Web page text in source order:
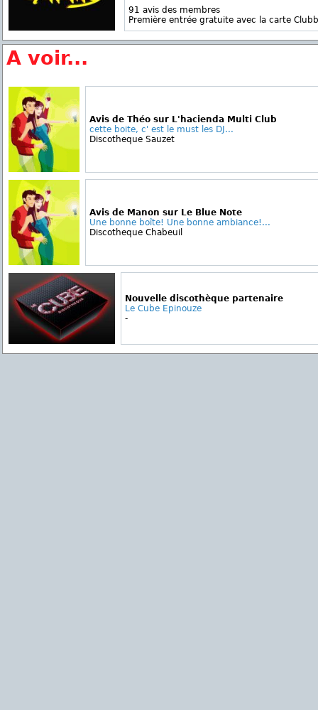
91 avis des membres
Première entrée gratuite avec la carte
A voir...
Avis de Théo sur L'hacienda Multi Club
cette boite, c' est le must les DJ...
Discotheque Sauzet
Avis de Manon sur Le Blue Note
Une bonne boîte! Une bonne ambiance!...
Discotheque Chabeuil
Nouvelle discothèque partenaire
Le Cube Epinouze
-